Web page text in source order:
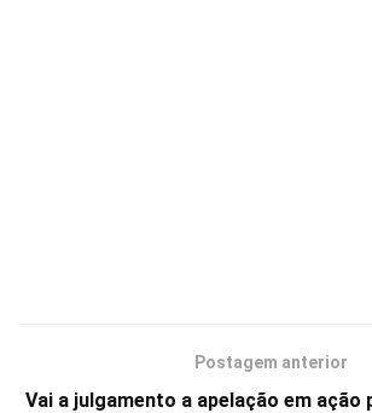
Postagem anterior
Vai a julgamento a apelação em ação